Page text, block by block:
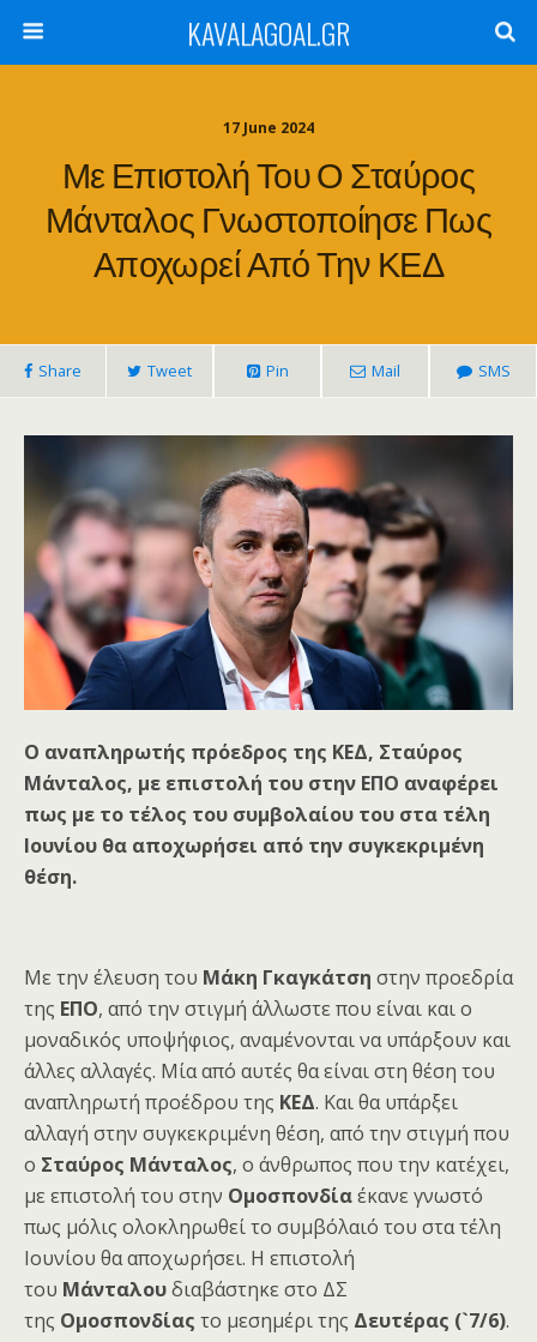
KAVALAGOAL.GR
17 June 2024
Με Επιστολή Του Ο Σταύρος
Μάνταλος Γνωστοποίησε Πως
Αποχωρεί Από Την ΚΕΔ
Share Tweet Pin Mail SMS
Ο αναπληρωτής πρόεδρος της ΚΕΔ, Σταύρος
Μάνταλος, με επιστολή του στην ΕΠΟ αναφέρει
πως με το τέλος του συμβολαίου του στα τέλη
Ιουνίου θα αποχωρήσει από την συγκεκριμένη
θέση.
Με την έλευση του Μάκη Γκαγκάτση στην προεδρία
της ΕΠΟ, από την στιγμή άλλωστε που είναι και ο
μοναδικός υποψήφιος, αναμένονται να υπάρξουν και
άλλες αλλαγές. Μία από αυτές θα είναι στη θέση του
αναπληρωτή προέδρου της ΚΕΔ. Και θα υπάρξει
αλλαγή στην συγκεκριμένη θέση, από την στιγμή που
ο Σταύρος Μάνταλος, ο άνθρωπος που την κατέχει,
με επιστολή του στην Ομοσπονδίαέκανε γνωστό
πως μόλις ολοκληρωθεί το συμβόλαιό του στα τέλη
Ιουνίου θα αποχωρήσει. Η επιστολή
του Μάνταλουδιαβάστηκε στο ΔΣ
της Ομοσπονδίας το μεσημέρι της Δευτέρας (`7/6).